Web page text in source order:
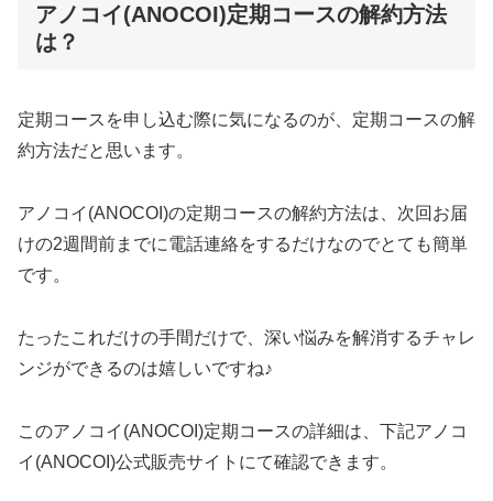
アノコイ(ANOCOI)定期コースの解約方法
は？
定期コースを申し込む際に気になるのが、定期コースの解
約方法だと思います。
アノコイ(ANOCOI)の定期コースの解約方法は、次回お届
けの2週間前までに電話連絡をするだけなのでとても簡単
です。
たったこれだけの手間だけで、深い悩みを解消するチャレ
ンジができるのは嬉しいですね♪
このアノコイ(ANOCOI)定期コースの詳細は、下記アノコ
イ(ANOCOI)公式販売サイトにて確認できます。